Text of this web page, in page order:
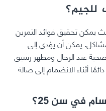
للجيم؟
سن حيث يمكن تحقيق فوائد التمرين
يمكن أن يؤدي إلى
عند الرجال ومظهر رشيق
أثناء الانضمام إلى صالة
في سن 25؟